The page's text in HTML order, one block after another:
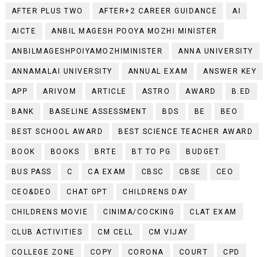
AFTER PLUS TWO AFTER+2 CAREER GUIDANCE AI
AICTE ANBIL MAGESH POOYA MOZHI MINISTER
ANBILMAGESHPOIYAMOZHIMINISTER ANNA UNIVERSITY
ANNAMALAI UNIVERSITY ANNUAL EXAM ANSWER KEY
APP ARIVOM ARTICLE ASTRO AWARD B.ED
BANK BASELINE ASSESSMENT BDS BE BEO
BEST SCHOOL AWARD BEST SCIENCE TEACHER AWARD
BOOK BOOKS BRTE BT TO PG BUDGET
BUS PASS C CA EXAM CBSC CBSE CEO
CEO&DEO CHAT GPT CHILDRENS DAY
CHILDRENS MOVIE CINIMA/COCKING CLAT EXAM
CLUB ACTIVITIES CM CELL CM VIJAY
COLLEGE ZONE COPY CORONA COURT CPD